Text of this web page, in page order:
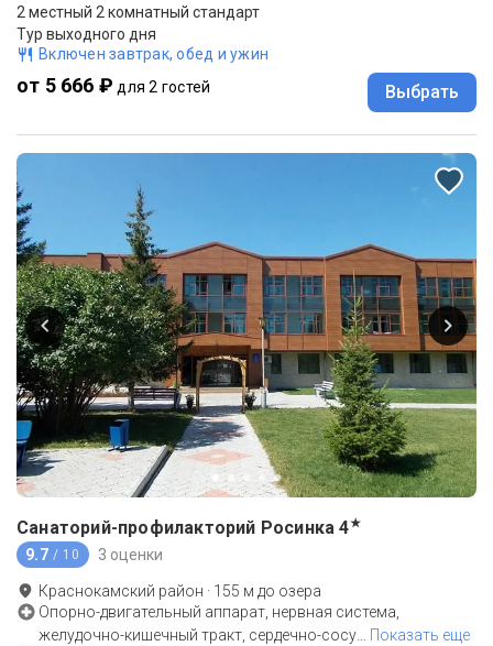
2 местный 2 комнатный стандарт
Тур выходного дня
Включен завтрак, обед и ужин
от 5 666 ₽ для 2 гостей Выбрать
Санаторий-профилакторий Росинка 4★
9.7 / 10 3 оценки
Краснокамский район · 155 м до озера
Опорно-двигательный аппарат, нервная система,
желудочно-кишечный тракт, сердечно-сосу… Показать еще